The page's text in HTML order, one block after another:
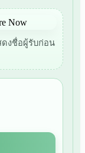
งชื่อผู้รับก่อน